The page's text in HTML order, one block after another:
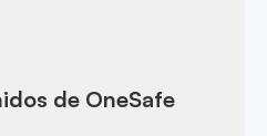
de OneSafe